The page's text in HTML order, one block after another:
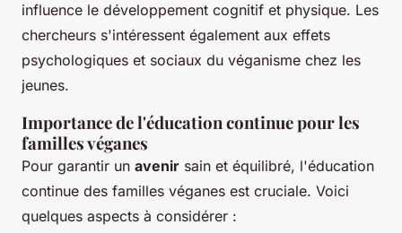
influence le développement cognitif et physique. Les
chercheurs s'intéressent également aux effets
psychologiques et sociaux du véganisme chez les
jeunes.
Importance de l'éducation continue pour les
familles véganes
Pour garantir un avenir sain et équilibré, l'éducation
continue des familles véganes est cruciale. Voici
quelques aspects à considérer :